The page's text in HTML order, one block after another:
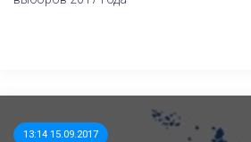
13:14 15.09.2017